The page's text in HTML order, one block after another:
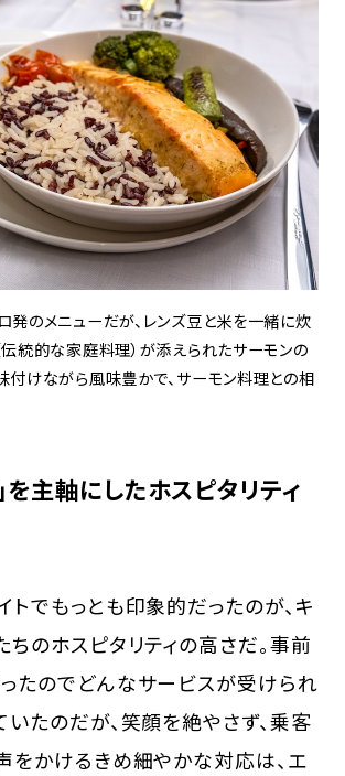
発のメニューだが、レンズ豆と米を一緒に炊
伝統的な家庭料理）が添えられたサーモンの
付けながら風味豊かで、サーモン料理との相
を主軸にしたホスピタリティ
でもっとも印象的だったのが、キ
ちのホスピタリティの高さだ。事前
たのでどんなサービスが受けられ
いたのだが、笑顔を絶やさず、乗客
をかけるきめ細やかな対応は、エ